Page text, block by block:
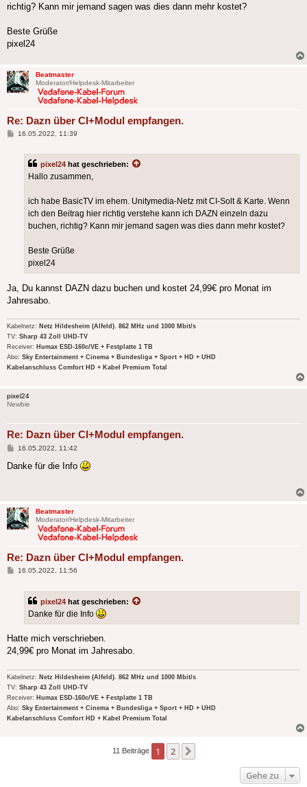
richtig? Kann mir jemand sagen was dies dann mehr kostet?
Beste Grüße
pixel24
Beatmaster
Moderator/Helpdesk-Mitarbeiter
Re: Dazn über CI+Modul empfangen.
Beitrag
16.05.2022, 11:39
pixel24 hat geschrieben:
Hallo zusammen,
ich habe BasicTV im ehem. Unitymedia-Netz mit CI-Solt & Karte. Wenn
ich den Beitrag hier richtig verstehe kann ich DAZN einzeln dazu
buchen, richtig? Kann mir jemand sagen was dies dann mehr kostet?
Beste Grüße
pixel24
Ja, Du kannst DAZN dazu buchen und kostet 24,99€ pro Monat im
Jahresabo.
Kabelnetz: Netz Hildesheim (Alfeld). 862 MHz und 1000 Mbit/s
TV: Sharp 43 Zoll UHD-TV
Receiver: Humax ESD-160c/VE + Festplatte 1 TB
Abo: Sky Entertainment + Cinema + Bundesliga + Sport + HD + UHD
Kabelanschluss Comfort HD + Kabel Premium Total
pixel24
Newbie
Re: Dazn über CI+Modul empfangen.
Beitrag
16.05.2022, 11:42
Danke für die Info
Beatmaster
Moderator/Helpdesk-Mitarbeiter
Re: Dazn über CI+Modul empfangen.
Beitrag
16.05.2022, 11:56
pixel24 hat geschrieben:
Danke für die Info
Hatte mich verschrieben.
24,99€ pro Monat im Jahresabo.
Kabelnetz: Netz Hildesheim (Alfeld). 862 MHz und 1000 Mbit/s
TV: Sharp 43 Zoll UHD-TV
Receiver: Humax ESD-160c/VE + Festplatte 1 TB
Abo: Sky Entertainment + Cinema + Bundesliga + Sport + HD + UHD
Kabelanschluss Comfort HD + Kabel Premium Total
11 Beiträge 1 2
Gehe zu